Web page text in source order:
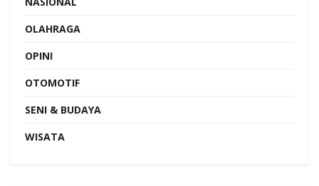
OLAHRAGA
OPINI
OTOMOTIF
SENI & BUDAYA
WISATA